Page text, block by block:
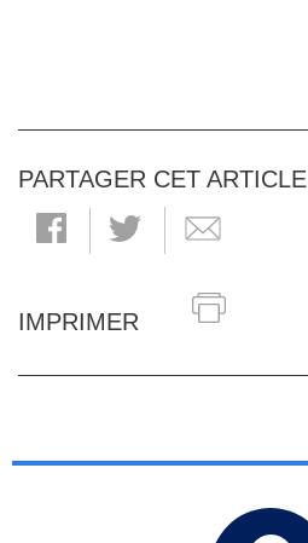
PARTAGER CET ARTICLE
IMPRIMER